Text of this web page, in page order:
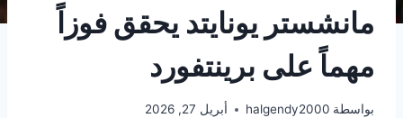
مانشستر يونايتد يحقق فوزاً
مهماً على برينتفورد
بواسطة halgendy2000 أبريل 27, 2026